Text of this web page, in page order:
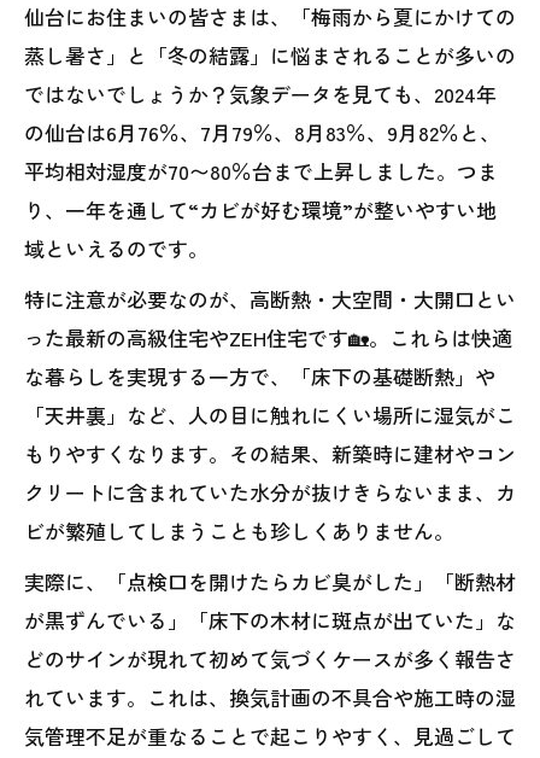
仙台にお住まいの皆さまは、「梅雨から夏にかけての
蒸し暑さ」と「冬の結露」に悩まされることが多いの
ではないでしょうか？気象データを見ても、2024年
の仙台は6月76％、7月79％、8月83％、9月82％と、
平均相対湿度が70〜80％台まで上昇しました。つま
り、一年を通して“カビが好む環境”が整いやすい地
域といえるのです。
特に注意が必要なのが、高断熱・大空間・大開口とい
った最新の高級住宅やZEH住宅です🏡。これらは快適
な暮らしを実現する一方で、「床下の基礎断熱」や
「天井裏」など、人の目に触れにくい場所に湿気がこ
もりやすくなります。その結果、新築時に建材やコン
クリートに含まれていた水分が抜けきらないまま、カ
ビが繁殖してしまうことも珍しくありません。
実際に、「点検口を開けたらカビ臭がした」「断熱材
が黒ずんでいる」「床下の木材に斑点が出ていた」な
どのサインが現れて初めて気づくケースが多く報告さ
れています。これは、換気計画の不具合や施工時の湿
気管理不足が重なることで起こりやすく、見過ごして